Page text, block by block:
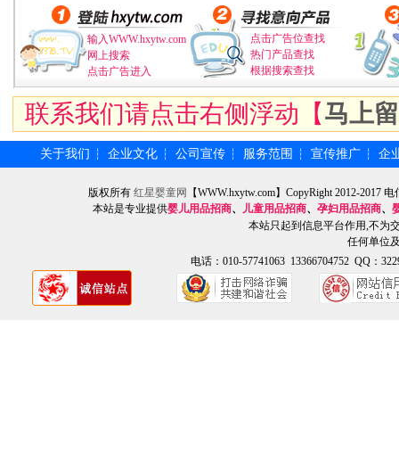
输入WWW.hxytw.com
网上搜索
点击广告进入
点击广告位查找
热门产品查找
根据搜索查找
联系我们请点击右侧浮动【马上
关于我们 ┆ 企业文化 ┆ 公司宣传 ┆ 服务范围 ┆ 宣传推广 ┆ 企
版权所有 红星婴童网
【WWW.hxytw.com】CopyRight 2012-2017
本站是专业提供婴儿用品招商、 儿童用品招商、 孕妇用品招商、
本站只起到信息平台作用,不为
任何单位
电话：010-57741063 13366704752 QQ：